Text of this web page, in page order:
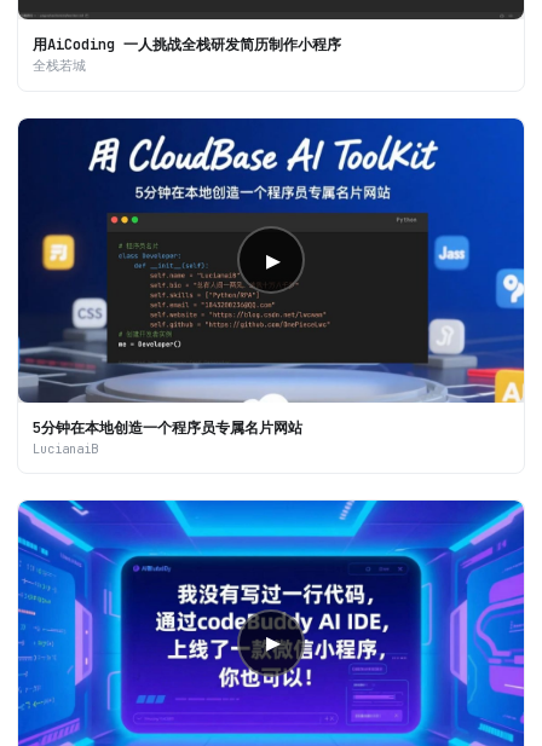
用AiCoding 一人挑战全栈研发简历制作小程序
全栈若城
▶
5分钟在本地创造一个程序员专属名片网站
LucianaiB
▶